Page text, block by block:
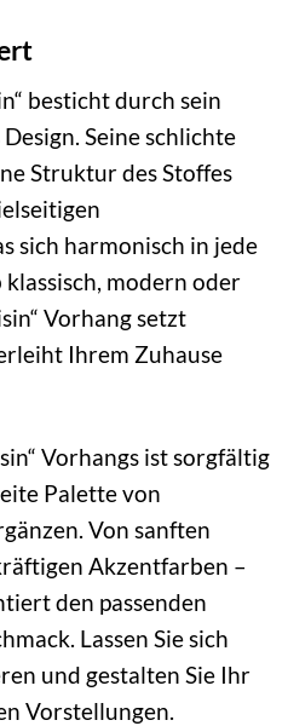
besticht durch sein
Seine schlichte
Struktur des Stoffes
sich harmonisch in jede
modern oder
Vorhang setzt
Ihrem Zuhause
Vorhangs ist sorgfältig
Palette von
Von sanften
Akzentfarben –
den passenden
Lassen Sie sich
und gestalten Sie Ihr
Vorstellungen.